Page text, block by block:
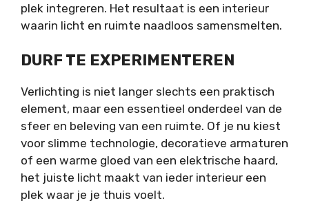
plek integreren. Het resultaat is een interieur
waarin licht en ruimte naadloos samensmelten.
DURF TE EXPERIMENTEREN
Verlichting is niet langer slechts een praktisch
element, maar een essentieel onderdeel van de
sfeer en beleving van een ruimte. Of je nu kiest
voor slimme technologie, decoratieve armaturen
of een warme gloed van een elektrische haard,
het juiste licht maakt van ieder interieur een
plek waar je je thuis voelt.